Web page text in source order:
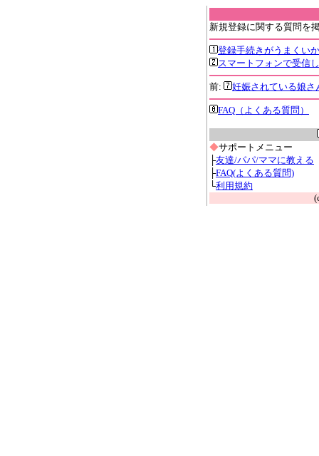
新規登録に関する質問を
登録手続きがうまくい
スマートフォンで受信
前: 妊娠されている娘さ
FAQ（よくある質問）
◆サポートメニュー
├友達/パパ/ママに教える
├FAQ(よくある質問)
└利用規約